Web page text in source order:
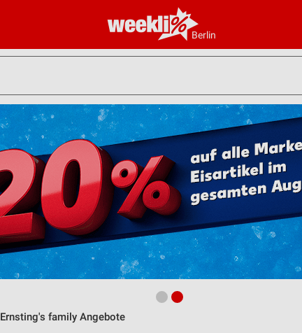
Berlin
Ernsting's family Angebote